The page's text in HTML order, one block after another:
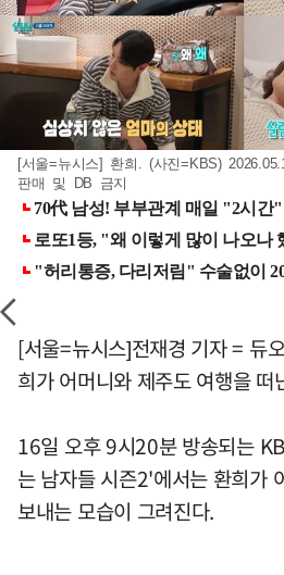
[서울=뉴시스] 환희. (사진=KBS)
판매 및 DB 금지
[서울=뉴시스]전재경 기자 = 듀
희가 어머니와 제주도 여행을 떠
16일 오후 9시20분 방송되는
는 남자들 시즌2'에서는 환희가
보내는 모습이 그려진다.